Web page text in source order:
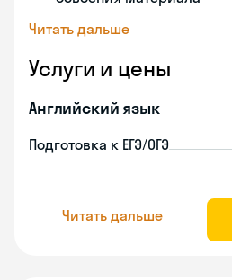
Читать дальше
Услуги и цены
Английский язык
Подготовка к ЕГЭ/ОГЭ
Читать дальше